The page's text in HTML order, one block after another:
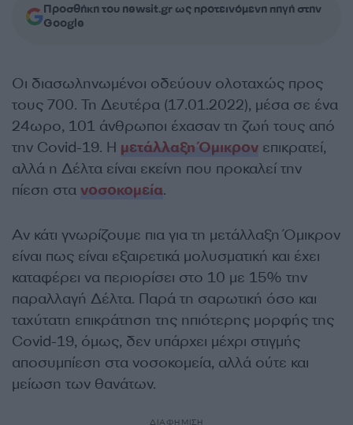
Προσθήκη του newsit.gr ως προτεινόμενη πηγή στην
Google
Οι διασωληνωμένοι οδεύουν ολοταχώς προς
τους 700. Τη Δευτέρα (17.01.2022), μέσα σε ένα
24ωρο, 101 άνθρωποι έχασαν τη ζωή τους από
την Covid-19. Η μετάλλαξη Όμικρον επικρατεί,
αλλά η Δέλτα είναι εκείνη που προκαλεί την
πίεση στα νοσοκομεία.
Αν κάτι γνωρίζουμε πια για τη μετάλλαξη Όμικρον
είναι πως είναι εξαιρετικά μολυσματική και έχει
καταφέρει να περιορίσει στο 10 με 15% την
παραλλαγή Δέλτα. Παρά τη σαρωτική όσο και
ταχύτατη επικράτηση της ηπιότερης μορφής της
Covid-19, όμως, δεν υπάρχει μέχρι στιγμής
αποσυμπίεση στα νοσοκομεία, αλλά ούτε και
μείωση των θανάτων.
ΔΙΑΦΗΜΙΣΗ